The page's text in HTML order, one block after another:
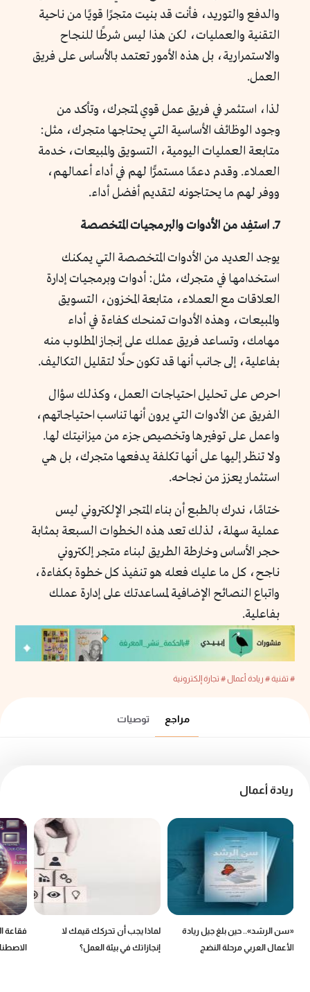
والدفع والتوريد، فأنت قد بنيت متجرًا قويًا من ناحية
التقنية والعمليات، لكن هذا ليس شرطًا للنجاح
والاستمرارية، بل هذه الأمور تعتمد بالأساس على فريق
العمل.
لذا، استثمر في فريق عمل قوي لمتجرك، وتأكد من
وجود الوظائف الأساسية التي يحتاجها متجرك، مثل:
متابعة العمليات اليومية، التسويق والمبيعات، خدمة
العملاء. وقدم دعمًا مستمرًّا لهم في أداء أعمالهم،
ووفر لهم ما يحتاجونه لتقديم أفضل أداء.
7. استفِد من الأدوات والبرمجيات المتخصصة
يوجد العديد من الأدوات المتخصصة التي يمكنك
استخدامها في متجرك، مثل: أدوات وبرمجيات إدارة
العلاقات مع العملاء، متابعة المخزون، التسويق
والمبيعات، وهذه الأدوات تمنحك كفاءة في أداء
مهامك، وتساعد فريق عملك على إنجاز المطلوب منه
بفاعلية، إلى جانب أنها قد تكون حلًا لتقليل التكاليف.
احرص على تحليل احتياجات العمل، وكذلك سؤال
الفريق عن الأدوات التي يرون أنها تناسب احتياجاتهم،
واعمل على توفيرها وتخصيص جزء من ميزانيتك لها.
ولا تنظر إليها على أنها تكلفة يدفعها متجرك، بل هي
استثمار يعزز من نجاحه.
ختامًا، ندرك بالطبع أن بناء المتجر الإلكتروني ليس
عملية سهلة، لذلك تعد هذه الخطوات السبعة بمثابة
حجر الأساس وخارطة الطريق لبناء متجر إلكتروني
ناجح، كل ما عليك فعله هو تنفيذ كل خطوة بكفاءة،
واتباع النصائح الإضافية لمساعدتك على إدارة عملك
بفاعلية.
# تقنية# ريادة أعمال# تجارة إلكترونية
مراجع توصيات
ريادة أعمال
«سن الرشد».. حين بلغ جيل ريادة
الأعمال العربي مرحلة النضج
لماذا يجب أن تحركك قيمك لا
إنجازاتك في بيئة العمل؟
فقاعة